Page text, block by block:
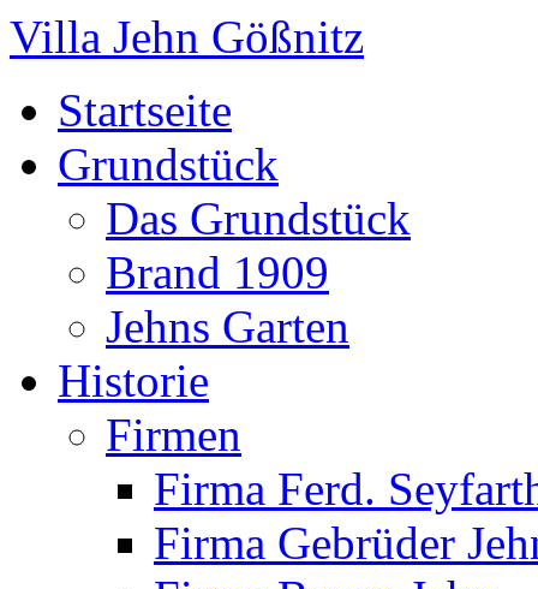
Villa Jehn Gößnitz
Startseite
Grundstück
Das Grundstück
Brand 1909
Jehns Garten
Historie
Firmen
Firma Ferd.
Firma Gebrüder